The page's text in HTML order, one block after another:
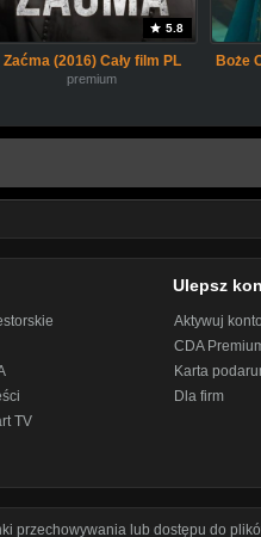
5.8
Zaćma (2016) Cały film PL
premium
Boże
TV
Ulepsz
Aktywuj
CDA
Karta
Dla firm
przechowywania lub dostępu do